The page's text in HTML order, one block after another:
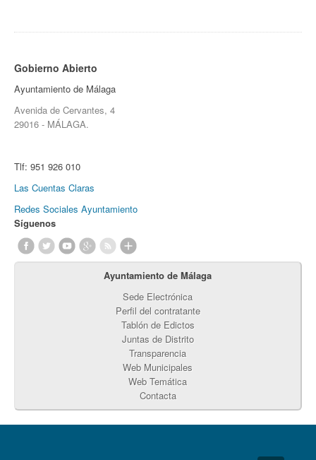
Gobierno Abierto
Ayuntamiento de Málaga
Avenida de Cervantes, 4
29016 - MÁLAGA.
Tlf: 951 926 010
Las Cuentas Claras
Redes Sociales Ayuntamiento
Síguenos
Ayuntamiento de Málaga
Sede Electrónica
Perfil del contratante
Tablón de Edictos
Juntas de Distrito
Transparencia
Web Municipales
Web Temática
Contacta